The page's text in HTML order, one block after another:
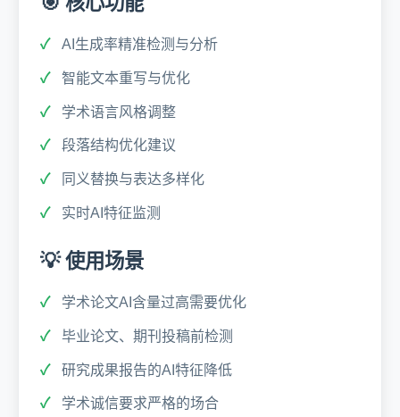
AI生成率精准检测与分析
智能文本重写与优化
学术语言风格调整
段落结构优化建议
同义替换与表达多样化
实时AI特征监测
💡 使用场景
学术论文AI含量过高需要优化
毕业论文、期刊投稿前检测
研究成果报告的AI特征降低
学术诚信要求严格的场合